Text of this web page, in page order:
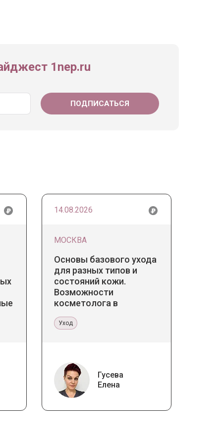
1nep.ru
14.08.2026
МОСКВА
Основы базового ухода
для разных типов и
состояний кожи.
Возможности
косметолога в
Уход
Гусева
Елена